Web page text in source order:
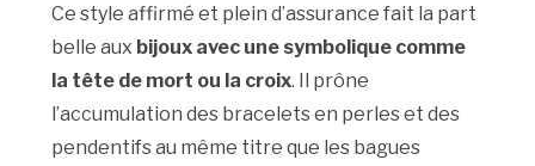
Ce style affirmé et plein d’assurance fait la part
belle aux bijoux avec une symbolique comme
la tête de mort ou la croix. Il prône
l’accumulation des bracelets en perles et des
pendentifs au même titre que les bagues